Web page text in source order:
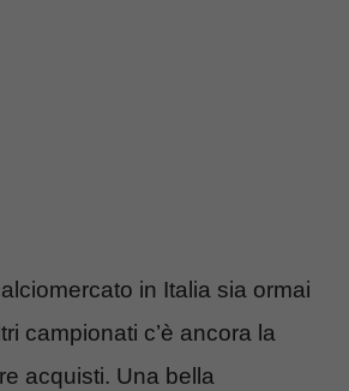
in Italia sia ormai
campionati c’è ancora la
acquisti. Una bella